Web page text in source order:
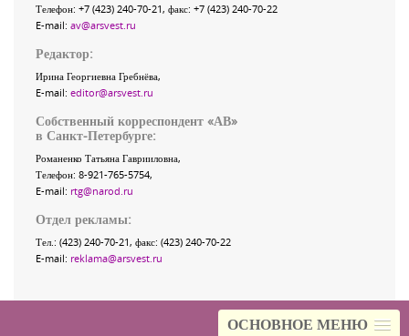
ОСНОВНОЕ МЕНЮ
Телефон: +7 (423) 240-70-21, факс: +7 (423) 240-70-22
E-mail: av@arsvest.ru
Редактор:
Ирина Георгиевна Гребнёва,
E-mail: editor@arsvest.ru
Собственный корреспондент «АВ»
в Санкт-Петербурге:
Романенко Татьяна Гаврииловна,
Телефон: 8-921-765-5754,
E-mail: rtg@narod.ru
Отдел рекламы:
Тел.: (423) 240-70-21, факс: (423) 240-70-22
E-mail: reklama@arsvest.ru